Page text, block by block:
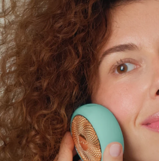
NOWOŚĆ
FAQ™ Pure Beauty-Tech Elixir
BREAKING NEWS
issa™ Teeth Whitening Set
Język
English Deutsch
Français
Italiano
Polski
Svenska
Türkçe
简体中文